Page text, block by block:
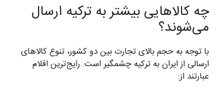
چه کالاهایی بیشتر به ترکیه ارسال
می‌شوند؟
با توجه به حجم بالای تجارت بین دو کشور، تنوع کالاهای
ارسالی از ایران به ترکیه چشمگیر است. رایج‌ترین اقلام
عبارتند از: